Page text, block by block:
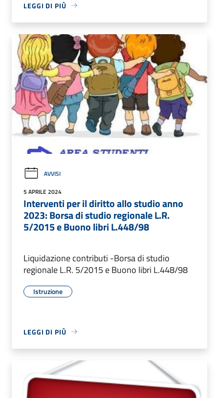
LEGGI DI PIÙ
AVVISI
5 APRILE 2024
Interventi per il diritto allo studio anno
2023: Borsa di studio regionale L.R.
5/2015 e Buono libri L.448/98
Liquidazione contributi -Borsa di studio
regionale L.R. 5/2015 e Buono libri L.448/98
Istruzione
LEGGI DI PIÙ